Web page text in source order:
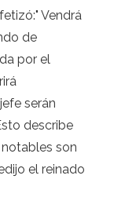
Vendrá
de
por el
serán
describe
son
el reinado